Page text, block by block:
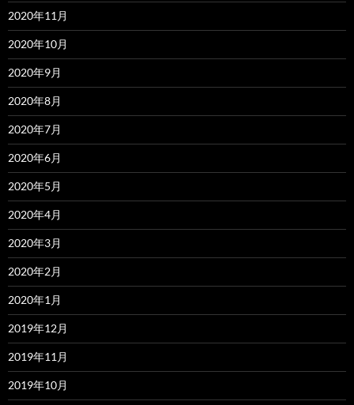
2020年11月
2020年10月
2020年9月
2020年8月
2020年7月
2020年6月
2020年5月
2020年4月
2020年3月
2020年2月
2020年1月
2019年12月
2019年11月
2019年10月